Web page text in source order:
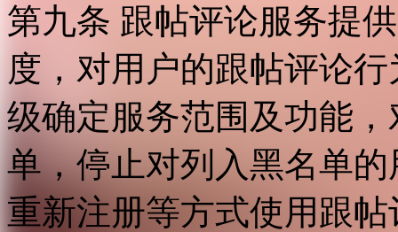
第九条 跟帖评论服务提
度，对用户的跟帖评论
级确定服务范围及功能
单，停止对列入黑名单
重新注册等方式使用跟